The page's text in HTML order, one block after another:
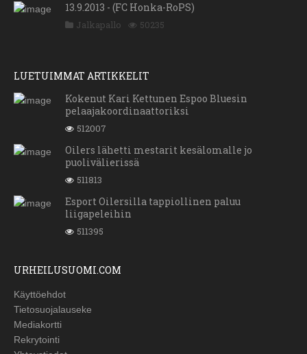
13.9.2013 - (FC Honka-RoPS)
Jalkapallo 50235
LUETUIMMAT ARTIKKELIT
Kokenut Kari Kettunen Espoo Bluesin
pelaajakoordinaattoriksi
512007
Oilers lähetti mestarit kesälomalle jo
puolivälierissä
511813
Esport Oilersilla tappiollinen paluu
liigapeleihin
511395
URHEILUSUOMI.COM
Käyttöehdot
Tietosuojalauseke
Mediakortti
Rekrytointi